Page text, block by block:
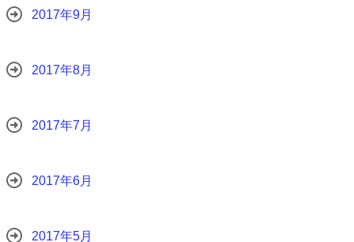
2017年9月
2017年8月
2017年7月
2017年6月
2017年5月